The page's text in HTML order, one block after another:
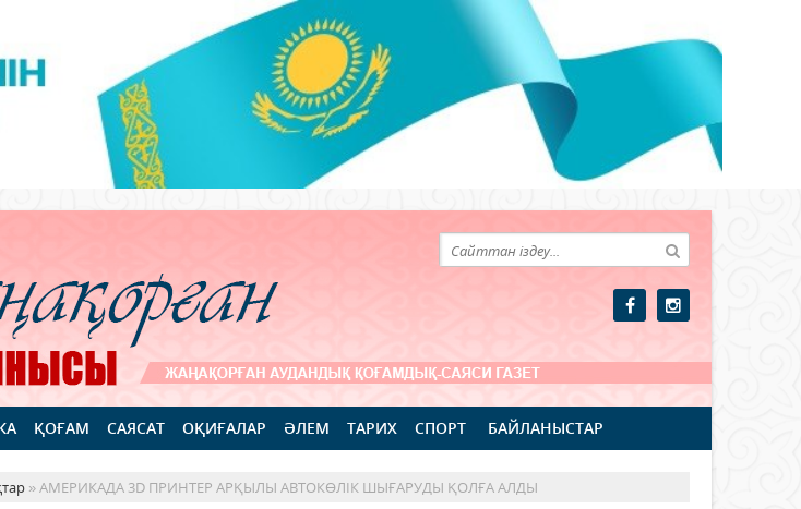
ҚОҒАМ САЯСАТ ОҚИҒАЛАР ӘЛЕМ ТАРИХ СПОРТ БАЙЛАНЫСТАР
» АМЕРИКАДА 3D ПРИНТЕР АРҚЫЛЫ АВТОКӨЛІК ШЫҒАРУДЫ ҚОЛҒА АЛДЫ